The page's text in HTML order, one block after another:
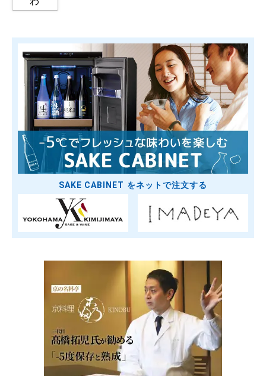
SAKE CABINET をネットで注文する